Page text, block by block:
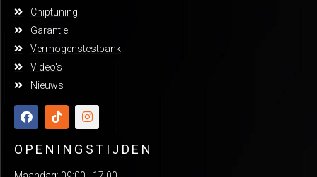
Chiptuning
Garantie
Vermogenstestbank
Video's
Nieuws
OPENINGSTIJDEN